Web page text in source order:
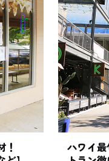
ハワイ